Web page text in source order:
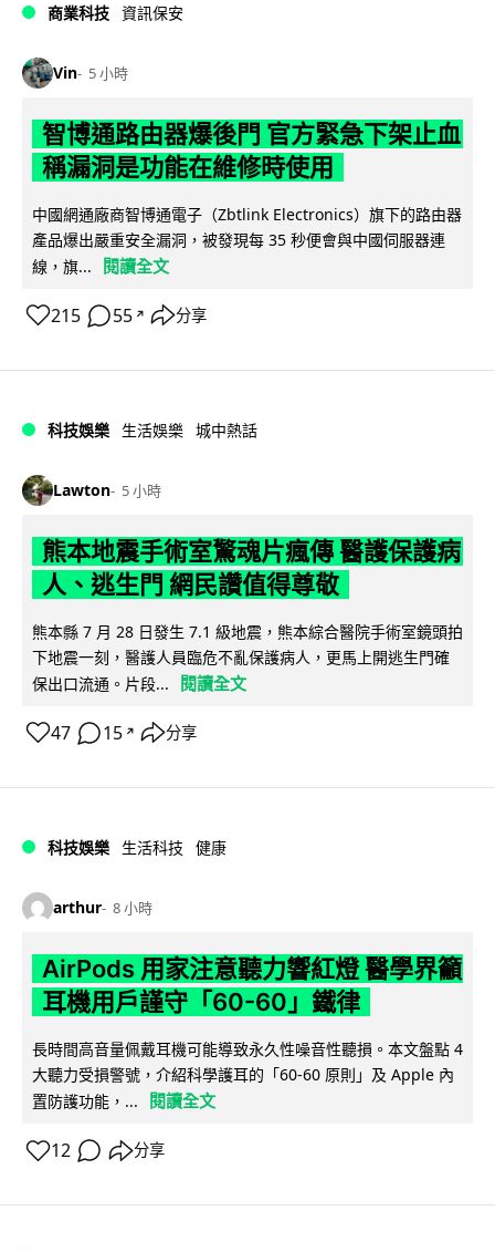
商業科技 資訊保安
Vin 5 小時
智博通路由器爆後門 官方緊急下架止血
稱漏洞是功能在維修時使用
中國網通廠商智博通電子（Zbtlink Electronics）旗下的路由器
產品爆出嚴重安全漏洞，被發現每 35 秒便會與中國伺服器連
線，旗...
閱讀全文
215 55 ↗ 分享
科技娛樂 生活娛樂 城中熱話
Lawton 5 小時
熊本地震手術室驚魂片瘋傳 醫護保護病
人、逃生門 網民讚值得尊敬
熊本縣 7 月 28 日發生 7.1 級地震，熊本綜合醫院手術室鏡頭拍
下地震一刻，醫護人員臨危不亂保護病人，更馬上開逃生門確
保出口流通。片段...
閱讀全文
47 15 ↗ 分享
科技娛樂 生活科技 健康
arthur 8 小時
AirPods 用家注意聽力響紅燈 醫學界籲
耳機用戶謹守「60-60」鐵律
長時間高音量佩戴耳機可能導致永久性噪音性聽損。本文盤點 4
大聽力受損警號，介紹科學護耳的「60-60 原則」及 Apple 內
置防護功能，...
閱讀全文
12 分享